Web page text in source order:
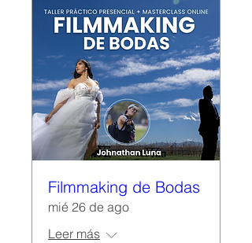
Filmmaking de Bodas
mié 26 de ago
Leer más